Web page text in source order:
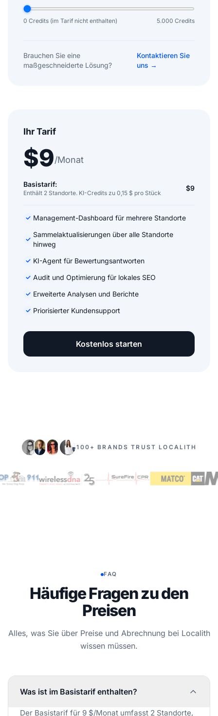
0 Credits (im Tarif nicht enthalten) 5.000 Credits
Brauchen Sie eine
maßgeschneiderte Lösung?
Kontaktieren Sie
uns →
Ihr Tarif
$9/Monat
Basistarif:
Enthält 2 Standorte. KI-Credits zu 0,15 $ pro Stück
$9
Management-Dashboard für mehrere Standorte
Sammelaktualisierungen über alle Standorte
hinweg
KI-Agent für Bewertungsantworten
Audit und Optimierung für lokales SEO
Erweiterte Analysen und Berichte
Priorisierter Kundensupport
Kostenlos starten
100+ BRANDS TRUST LOCALITH
FAQ
Häufige Fragen zu den
Preisen
Alles, was Sie über Preise und Abrechnung bei Localith
wissen müssen.
Was ist im Basistarif enthalten?
Der Basistarif für 9 $/Monat umfasst 2 Standorte,